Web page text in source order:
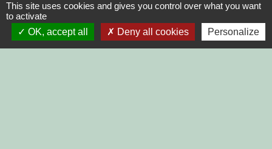
Liens
DINAN AGGLO
This site uses cookies and gives you control over what you want
to activate
OK, accept all
Deny all cookies Personalize